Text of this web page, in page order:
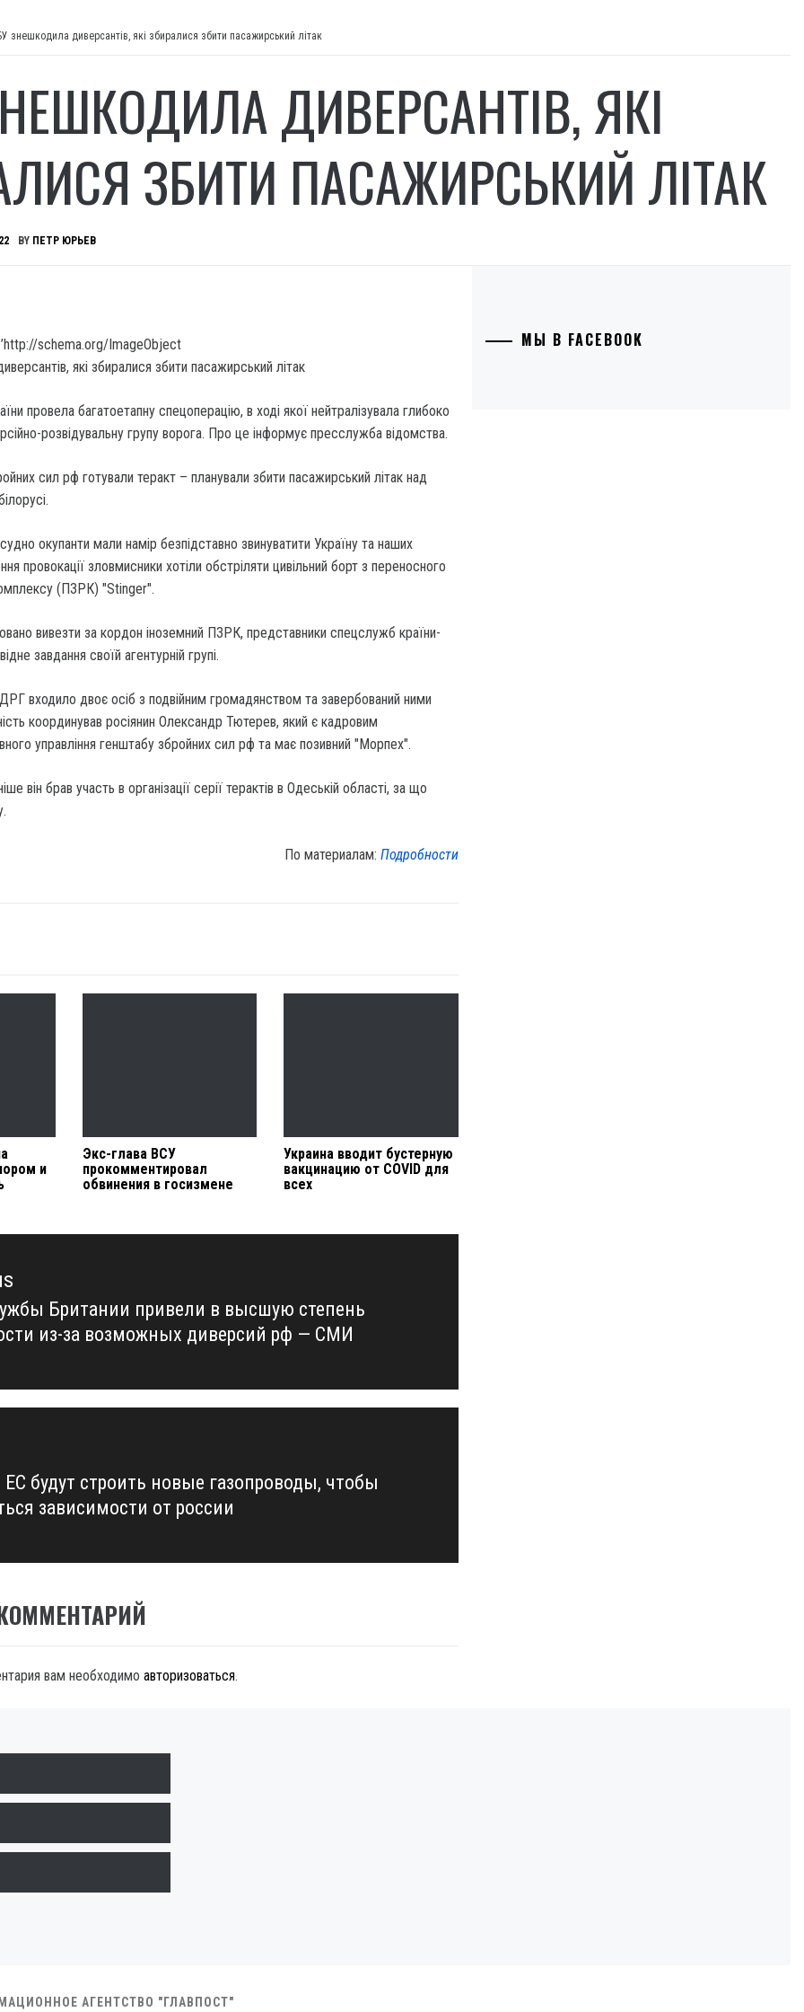
знешкодила диверсантів, які збиралися збити пасажирський літак
ДИВЕРСАНТІВ, ЯКІ
ЗБИТИ ПАСАЖИРСЬКИЙ ЛІТАК
BY ПЕТР ЮРЬЕВ
schema.org/ImageObject
провела багатоетапну спецоперацію, в ході якої нейтралізувала глибоко
розвідувальну групу ворога. Про це інформує пресслужба відомства.
сил рф готували теракт – планували збити пасажирський літак над
окупанти мали намір безпідставно звинуватити Україну та наших
провокації зловмисники хотіли обстріляти цивільний борт з переносного
(ПЗРК) "Stinger".
вивезти за кордон іноземний ПЗРК, представники спецслужб країни-
завдання своїй агентурній групі.
входило двоє осіб з подвійним громадянством та завербований ними
координував росіянин Олександр Тютерев, який є кадровим
управління генштабу збройних сил рф та має позивний "Морпех".
він брав участь в організації серії терактів в Одеській області, за що
По материалам:Подробности
и
Экс-глава ВСУ
прокомментировал
обвинения в госизмене
Украина вводит бустерную
вакцинацию от COVID для
всех
Британии привели в высшую степень
из-за возможных диверсий рф — СМИ
будут строить новые газопроводы, чтобы
зависимости от россии
вам необходимо авторизоваться.
МЫ В FACEBOOK
АГЕНТСТВО "ГЛАВПОСТ"